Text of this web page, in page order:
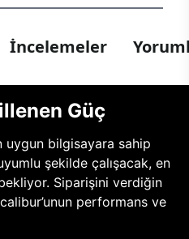
İncelemeler
Güç
bilgisayara sahip
şekilde çalışacak, en
Siparişini verdiğin
performans ve